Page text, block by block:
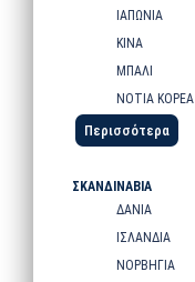
ΙΑΠΩΝΙΑ
ΚΙΝΑ
ΜΠΑΛΙ
ΝΟΤΙΑ ΚΟΡΕΑ
Περισσότερα
ΣΚΑΝΔΙΝΑΒΙΑ
ΔΑΝΙΑ
ΙΣΛΑΝΔΙΑ
ΝΟΡΒΗΓΙΑ